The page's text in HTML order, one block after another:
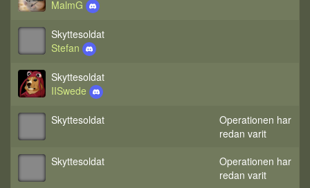
MalmG
Skyttesoldat
Stefan
Skyttesoldat
IISwede
Skyttesoldat
Operationen har
redan varit
Skyttesoldat
Operationen har
redan varit